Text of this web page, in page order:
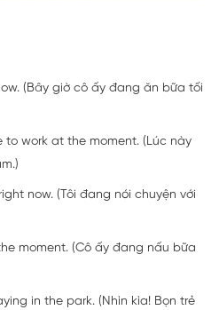
(Bây giờ cô ấy đang ăn bữa tối
to work at the moment. (Lúc này
now. (Tôi đang nói chuyện với
moment. (Cô ấy đang nấu bữa
in the park. (Nhìn kìa! Bọn trẻ